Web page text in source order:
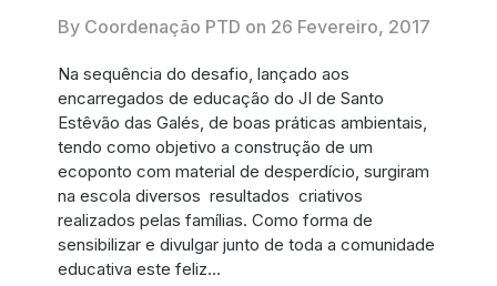
By Coordenação PTD on 26 Fevereiro, 2017
Na sequência do desafio, lançado aos
encarregados de educação do JI de Santo
Estêvão das Galés, de boas práticas ambientais,
tendo como objetivo a construção de um
ecoponto com material de desperdício, surgiram
na escola diversos resultados criativos
realizados pelas famílias. Como forma de
sensibilizar e divulgar junto de toda a comunidade
educativa este feliz…